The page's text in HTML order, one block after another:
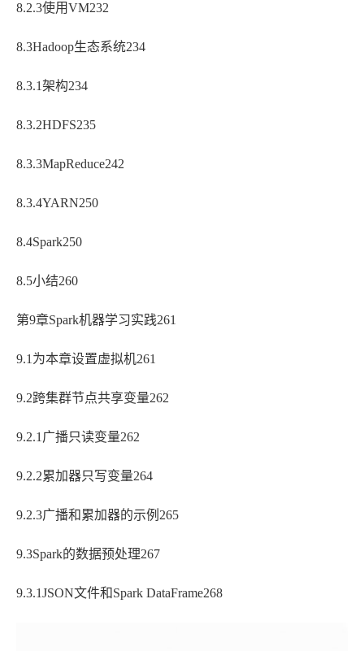
8.2.3使用VM232
8.3Hadoop生态系统234
8.3.1架构234
8.3.2HDFS235
8.3.3MapReduce242
8.3.4YARN250
8.4Spark250
8.5小结260
第9章Spark机器学习实践261
9.1为本章设置虚拟机261
9.2跨集群节点共享变量262
9.2.1广播只读变量262
9.2.2累加器只写变量264
9.2.3广播和累加器的示例265
9.3Spark的数据预处理267
9.3.1JSON文件和Spark DataFrame268